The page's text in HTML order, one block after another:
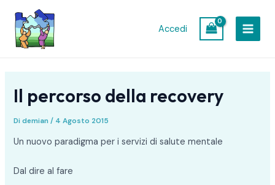
contenuto
Accedi
Il percorso della recovery
Didemian/ 4 Agosto 2015
Un nuovo paradigma per i servizi di salute mentale
Dal dire al fare
Navigazione
articoli